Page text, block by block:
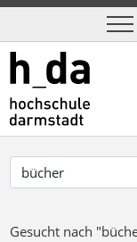
Gesucht nach